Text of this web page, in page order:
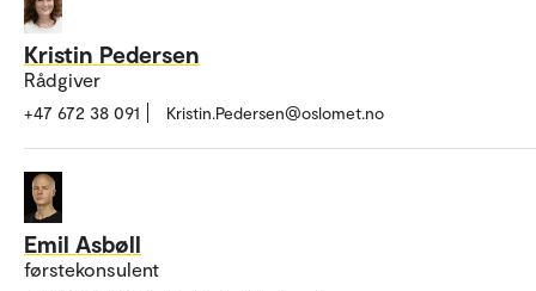
Kristin Pedersen
Rådgiver
+47 672 38 091 Kristin.Pedersen@oslomet.no
Emil Asbøll
førstekonsulent